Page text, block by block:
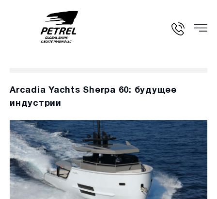
Arcadia Yachts Sherpa 60: будущее
индустрии